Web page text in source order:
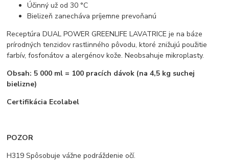
Účinný už od 30 °C
Bielizeň zanecháva príjemne prevoňanú
Receptúra DUAL POWER GREENLIFE LAVATRICE je na báze
prírodných tenzidov rastlinného pôvodu, ktoré znižujú použitie
farbív, fosfonátov a alergénov kože. Neobsahuje mikroplasty.
Obsah: 5 000 ml = 100 pracích dávok (na 4,5 kg suchej
bielizne)
Certifikácia Ecolabel
POZOR
H319 Spôsobuje vážne podráždenie očí.